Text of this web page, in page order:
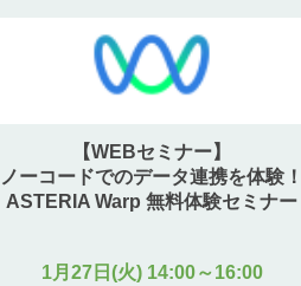
【WEBセミナー】
ノーコードでのデータ連携を体験
ASTERIA Warp 無料体験セミナー
1月27日(火) 14:00～16:00